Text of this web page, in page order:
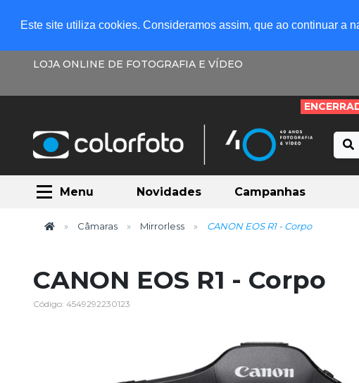
Este site utiliza cookies. Consideramos assim, que ao continuar a
LOJA ONLINE DE FOTOGRAFIA E VÍDEO
Menu Novidades Campanhas
Câmaras Mirrorless CANON EOS R1 - Corpo
CANON EOS R1 - Corpo
Código: 4549292230123